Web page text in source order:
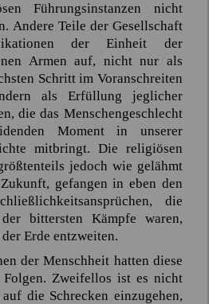
Führungsinstanzen nicht
Andere Teile der Gesellschaft
der Einheit der
Armen auf, nicht nur als
Schritt im Voranschreiten
als Erfüllung jeglicher
die das Menschengeschlecht
Moment in unserer
mitbringt. Die religiösen
jedoch wie gelähmt
gefangen in eben den
die
bittersten Kämpfe waren,
Erde entzweiten.
der Menschheit hatten diese
Folgen. Zweifellos ist es nicht
die Schrecken einzugehen,